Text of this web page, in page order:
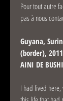
Pour tout autre
pas à nous
Guyana,
(border),
AINI DE BUSHI
I had lived